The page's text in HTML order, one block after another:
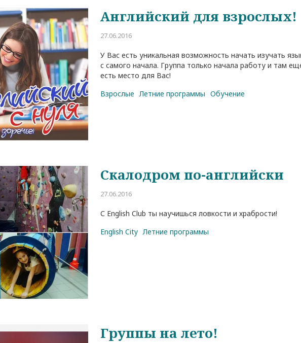
Английский для взрослых!
27.06.2016
У Вас есть уникальная возможность начать изучать
с самого начала. Группа только начала работу и там
есть место для Вас!
Взрослые Летние программы Обучение
Скалодром по-английски
27.06.2016
С English Club ты научишься ловкости и храбрости!
English City Летние программы
Группы на лето!